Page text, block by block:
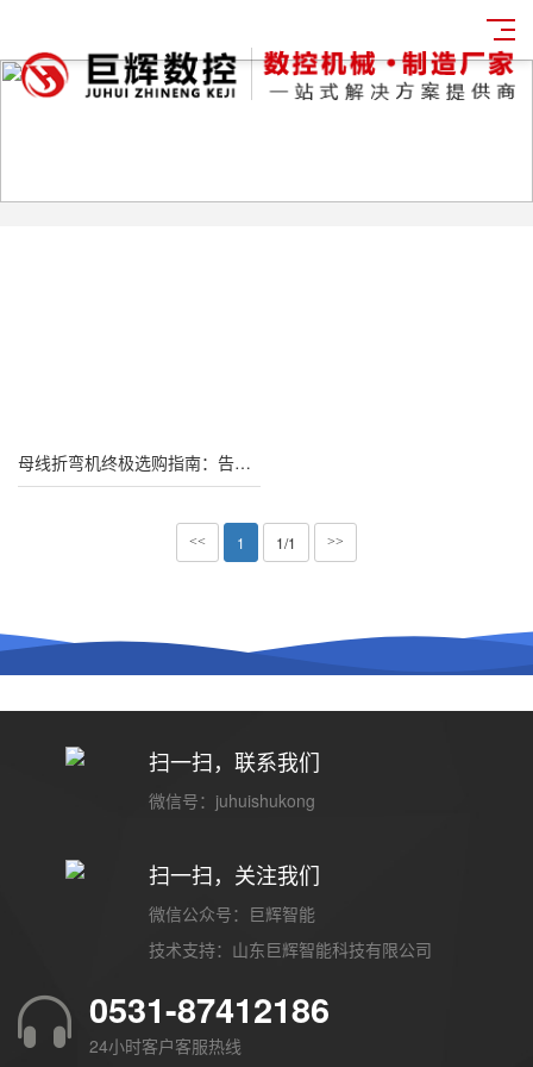
母线折弯机终极选购指南：告别手工折弯，效率与精度如何兼得
<< 1 1/1 >>
扫一扫，联系我们
微信号：juhuishukong
扫一扫，关注我们
微信公众号：巨辉智能
技术支持： 山东巨辉智能科技有限公司
0531-87412186
24小时客户客服热线